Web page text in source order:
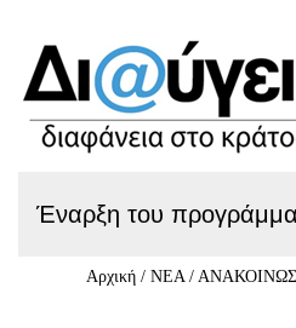
Έναρξη του
Αρχική / ΝΕΑ/